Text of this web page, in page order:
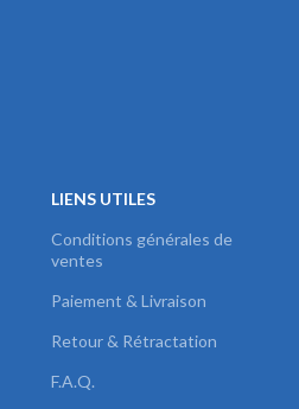
LIENS UTILES
Conditions générales de
ventes
Paiement & Livraison
Retour & Rétractation
F.A.Q.